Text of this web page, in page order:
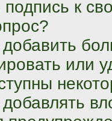
подпись к
или